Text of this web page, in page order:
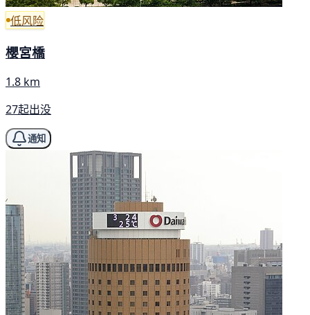
低风险
櫻宮橋
1.8 km
27起出没
通知